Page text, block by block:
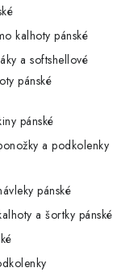
kalhoty pánské
a softshellové
pánské
pánské
a podkolenky
pánské
a šortky pánské